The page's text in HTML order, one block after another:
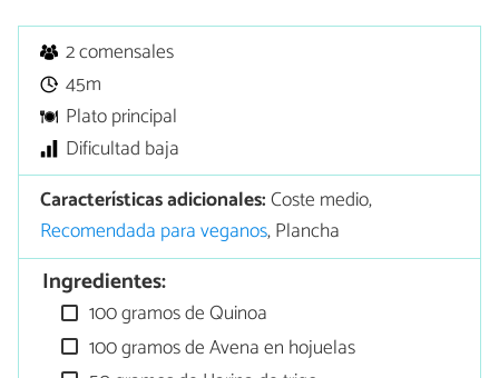
2 comensales
45m
Plato principal
Dificultad baja
Características adicionales:Coste medio,
Recomendada para veganos, Plancha
Ingredientes:
100 gramos de Quinoa
100 gramos de Avena en hojuelas